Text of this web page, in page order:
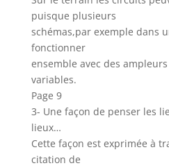
puisque plusieurs
schémas,par exemple dans
fonctionner
ensemble avec des
variables.
Page 9
3- Une façon de penser les
lieux…
Cette façon est exprimée à
citation de